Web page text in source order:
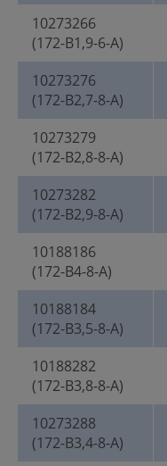
10273266
(172-B1,9-6-A)
10273276
(172-B2,7-8-A)
10273279
(172-B2,8-8-A)
10273282
(172-B2,9-8-A)
10188186
(172-B4-8-A)
10188184
(172-B3,5-8-A)
10188282
(172-B3,8-8-A)
10273288
(172-B3,4-8-A)